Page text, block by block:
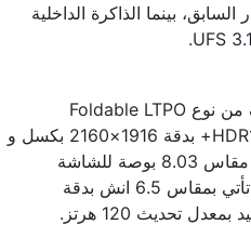
بينما الذاكرة الداخلية
من المتوقع أن تأتي شاشة الهاتف من نوع Foldable LTPO
AMOLED مع دعم لخاصية الـ HDR10+ بدقة 1916×2160 بكسل و
بنسبة أبعاد 360 بكسل لكل إنش مقاس 8.03 بوصة للشاشة
الأساسية، بينما الشاشة الخارجية تأتي بمقاس 6.5 انش بدقة